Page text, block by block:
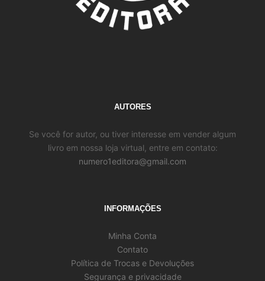
AUTORES
Se você for autor, ou tiver interesse em vender algum
livro em nossa loja virtual, entre em contato:
numero1editora@gmail.com
INFORMAÇÕES
Minha Conta
Contato
Política de Trocas e Devoluções
Segurança e privacidade